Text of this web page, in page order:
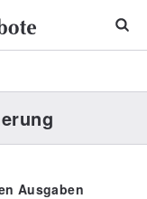
Ausgaben